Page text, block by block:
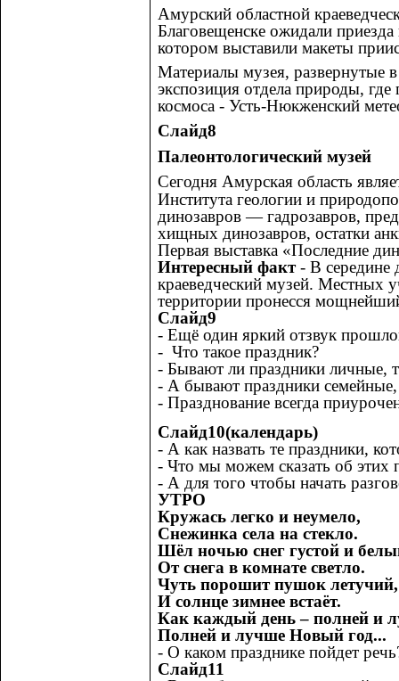
Амурский областной
Благовещенске ожидали
котором выставили макеты
Материалы музея, развернутые
экспозиция отдела природы,
космоса - Усть-Нюкженский
Слайд8
Палеонтологический музей
Сегодня Амурская область
Института геологии и
динозавров — гадрозавров,
хищных динозавров, остатки
Первая выставка «Последние
Интересный факт- В середине
краеведческий музей. Местных
территории пронесся
Слайд9
- Ещё один яркий отзвук
- Что такое праздник?
- Бывают ли праздники личные,
- А бывают праздники семейные,
- Празднование всегда
Слайд10(календарь)
- А как назвать те праздники,
- Что мы можем сказать об этих
- А для того чтобы начать
УТРО
Кружась легко и неумело,
Снежинка села на стекло.
Шёл ночью снег густой и
От снега в комнате светло.
Чуть порошит пушок летучий,
И солнце зимнее встаёт.
Как каждый день – полней и
Полней и лучше Новый год...
- О каком празднике пойдет
Слайд11